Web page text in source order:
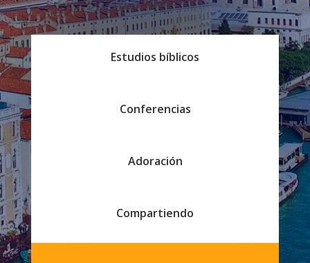
Estudios bíblicos
Conferencias
Adoración
Compartiendo